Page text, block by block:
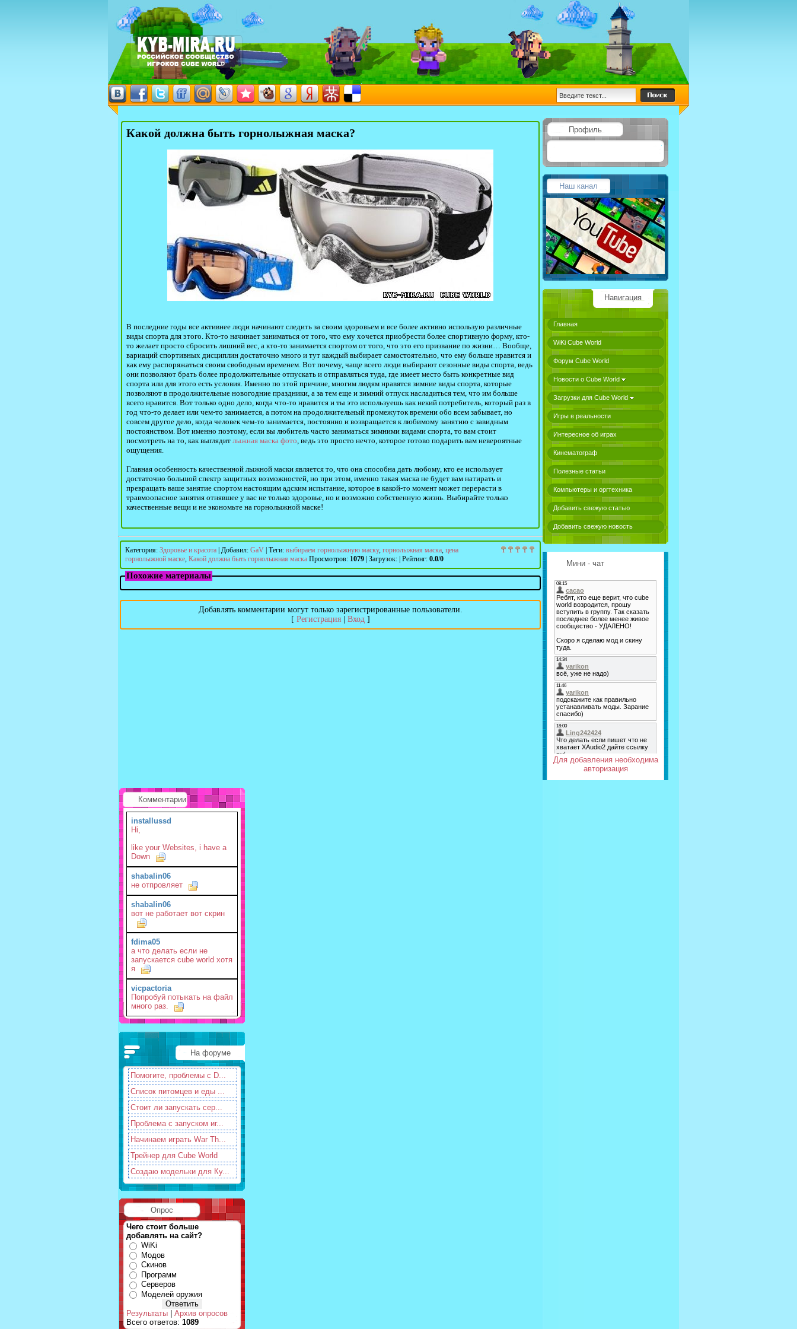
Какой должна быть горнолыжная маска?
В последние годы все активнее люди начинают следить за своим здоровьем и все более активно использую различные
виды спорта для этого. Кто-то начинает заниматься от того, что ему хочется приобрести более спортивную форму, кто-
то желает просто сбросить лишний вес, а кто-то занимается спортом от того, что это его призвание по жизни… Вообще,
вариаций спортивных дисциплин достаточно много и тут каждый выбирает самостоятельно, что ему больше нравится и
как ему распоряжаться своим свободным временем. Вот почему, чаще всего люди выбирают сезонные виды спорта, ведь
они позволяют брать более продолжительные отпускать и отправляться туда, где имеет место быть конкретные вид
спорта или для этого есть условия. Именно по этой причине, многим людям нравятся зимние виды спорта, которые
позволяют в продолжительные новогодние праздники, а за тем еще и зимний отпуск насладиться тем, что им больше
всего нравится. Вот только одно дело, когда что-то нравится и ты это используешь как некий потребитель, который раз в
год что-то делает или чем-то занимается, а потом на продолжительный промежуток времени обо всем забывает, но
совсем другое дело, когда человек чем-то занимается, постоянно и возвращается к любимому занятию с завидным
постоянством. Вот именно поэтому, если вы любитель часто заниматься зимними видами спорта, то вам стоит
посмотреть на то, как выглядит лыжная маска фото, ведь это просто нечто, которое готово подарить вам невероятные
ощущения.
Главная особенность качественной лыжной маски является то, что она способна дать любому, кто ее использует
достаточно большой спектр защитных возможностей, но при этом, именно такая маска не будет вам натирать и
превращать ваше занятие спортом настоящим адским испытание, которое в какой-то момент может перерасти в
травмоопасное занятия отнявшее у вас не только здоровье, но и возможно собственную жизнь. Выбирайте только
качественные вещи и не экономьте на горнолыжной маске!
Категория: Здоровье и красота Добавил: GaV Теги: выбираем горнолыжную маску, горнолыжная маска, цена
горнолыжной маске, Какой должна быть горнолыжная маска Просмотров: 1079 Загрузок: Рейтинг: 0.0/0
Похожие материалы
Добавлять комментарии могут только зарегистрированные пользователи.
[ Регистрация| Вход]
Профиль
Наш канал
Навигация
Главная
WiKi Cube World
Форум Cube World
Новости о Cube World
Загрузки для Cube World
Игры в реальности
Интересное об играх
Кинематограф
Полезные статьи
Компьютеры и оргтехника
Добавить свежую статью
Добавить свежую новость
Мини - чат
Для добавления необходима
авторизация
Комментарии
installussd
Hi,
like your Websites, i have a
Down
shabalin06
не отпровляет
shabalin06
вот не работает вот скрин
fdima05
а что делать если не
запускается cube world хотя
я
vicpactoria
Попробуй потыкать на файл
много раз.
На форуме
Помогите, проблемы с D...
Список питомцев и еды ...
Стоит ли запускать сер...
Проблема с запуском иг...
Начинаем играть War Th...
Трейнер для Cube World
Создаю модельки для Ку...
Опрос
Чего стоит больше
добавлять на сайт?
WiKi
Модов
Скинов
Программ
Серверов
Моделей оружия
Результаты
Архив опросов
Всего ответов: 1089